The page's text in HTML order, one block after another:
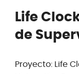
Life
de
Proyecto: Life